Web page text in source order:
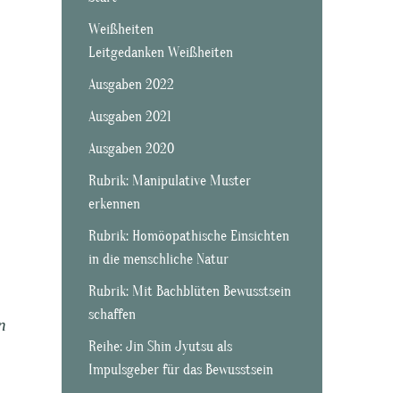
Weißheiten
Leitgedanken Weißheiten
Ausgaben 2022
Ausgaben 2021
Ausgaben 2020
Rubrik: Manipulative Muster
erkennen
Rubrik: Homöopathische Einsichten
in die menschliche Natur
Rubrik: Mit Bachblüten Bewusstsein
schaffen
Reihe: Jin Shin Jyutsu als
Impulsgeber für das Bewusstsein